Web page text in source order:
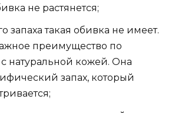
не растянется;
запаха такая обивка не имеет.
преимущество по
натуральной кожей. Она
запах, который